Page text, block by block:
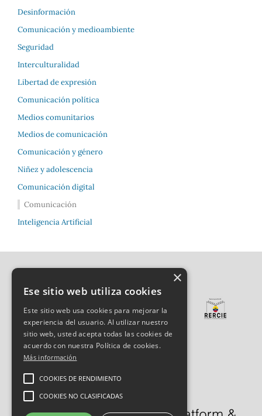
Desinformación
Comunicación y medioambiente
Seguridad
Interculturalidad
Libertad de expresión
Comunicación política
Medios comunitarios
Medios de comunicación
Comunicación y género
Niñez y adolescencia
Comunicación digital
Comunicación
Inteligencia Artificial
×
Ese sitio web utiliza cookies
Este sitio web usa cookies para mejorar la
experiencia del usuario. Al utilizar nuestro
sitio web, usted acepta todas las cookies de
acuerdo con nuestra Política de cookies.
Más información
COOKIES DE RENDIMIENTO
COOKIES NO CLASIFICADAS